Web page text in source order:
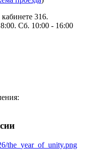
316.
Сб. 10:00 - 16:00